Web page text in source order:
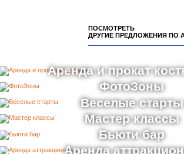
ПОСМОТРЕТЬ
ДРУГИЕ ПРЕДЛОЖЕНИЯ ПО
Аренда и прокат
ФотоЗоны
Веселые старты
Мастер классы
Бьюти бар
Аренда